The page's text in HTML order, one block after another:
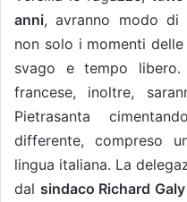
anni, avranno modo di
non solo i momenti
svago e tempo libero.
francese, inoltre,
Pietrasanta
differente, compreso
lingua italiana. La
dal sindaco Richard Galy